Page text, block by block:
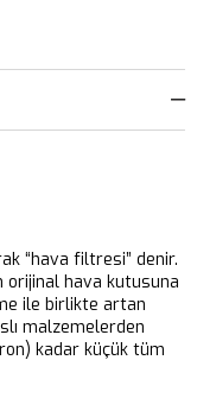
“hava filtresi” denir.
orijinal hava kutusuna
ile birlikte artan
malzemelerden
kadar küçük tüm